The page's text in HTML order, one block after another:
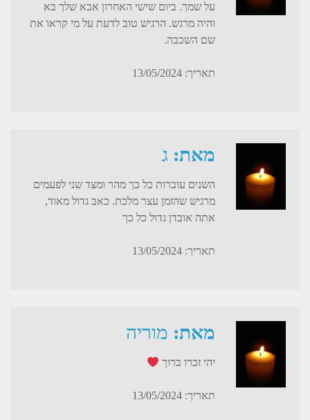
על שמך. ביום שישי האחרון אבא שלך בא
והיה מרגש. הרגיש טוב לדעת על מי קראו את
שם השכבה.
תאריך: 13/05/2024
מאת: ג
השנים עוברות כל כך מהר ומצד שני לפעמים
מרגיש שהזמן עצר מלכת. כאב גדול מאוד,
אתה אובדן גדול כל כך
תאריך: 13/05/2024
מאת: מוריה
יהי זכרו ברוך
תאריך: 13/05/2024